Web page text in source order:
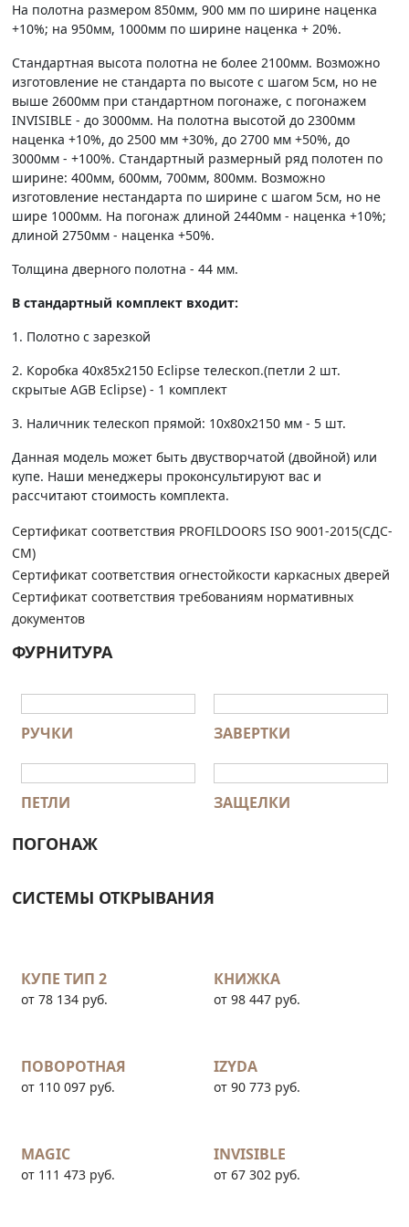
На полотна размером 850мм, 900 мм по ширине наценка
+10%; на 950мм, 1000мм по ширине наценка + 20%.
Стандартная высота полотна не более 2100мм. Возможно
изготовление не стандарта по высоте с шагом 5см, но не
выше 2600мм при стандартном погонаже, с погонажем
INVISIBLE - до 3000мм. На полотна высотой до 2300мм
наценка +10%, до 2500 мм +30%, до 2700 мм +50%, до
3000мм - +100%. Стандартный размерный ряд полотен по
ширине: 400мм, 600мм, 700мм, 800мм. Возможно
изготовление нестандарта по ширине с шагом 5см, но не
шире 1000мм. На погонаж длиной 2440мм - наценка +10%;
длиной 2750мм - наценка +50%.
Толщина дверного полотна - 44 мм.
В стандартный комплект входит:
1. Полотно c зарезкой
2. Коробка 40х85х2150 Eclipse телескоп.(петли 2 шт.
скрытые AGB Eclipse) - 1 комплект
3. Наличник телескоп прямой: 10х80х2150 мм - 5 шт.
Данная модель может быть двустворчатой (двойной) или
купе. Наши менеджеры проконсультируют вас и
рассчитают стоимость комплекта.
Сертификат соответствия PROFILDOORS ISO 9001-2015(СДС-
СМ)
Сертификат соответствия огнестойкости каркасных дверей
Сертификат соответствия требованиям нормативных
документов
ФУРНИТУРА
РУЧКИ ЗАВЕРТКИ
ПЕТЛИ ЗАЩЕЛКИ
ПОГОНАЖ
СИСТЕМЫ ОТКРЫВАНИЯ
КУПЕ ТИП 2
от 78 134 руб.
КНИЖКА
от 98 447 руб.
ПОВОРОТНАЯ
от 110 097 руб.
IZYDA
от 90 773 руб.
MAGIC
от 111 473 руб.
INVISIBLE
от 67 302 руб.